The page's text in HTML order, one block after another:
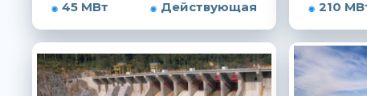
45 МВт Действующая 210